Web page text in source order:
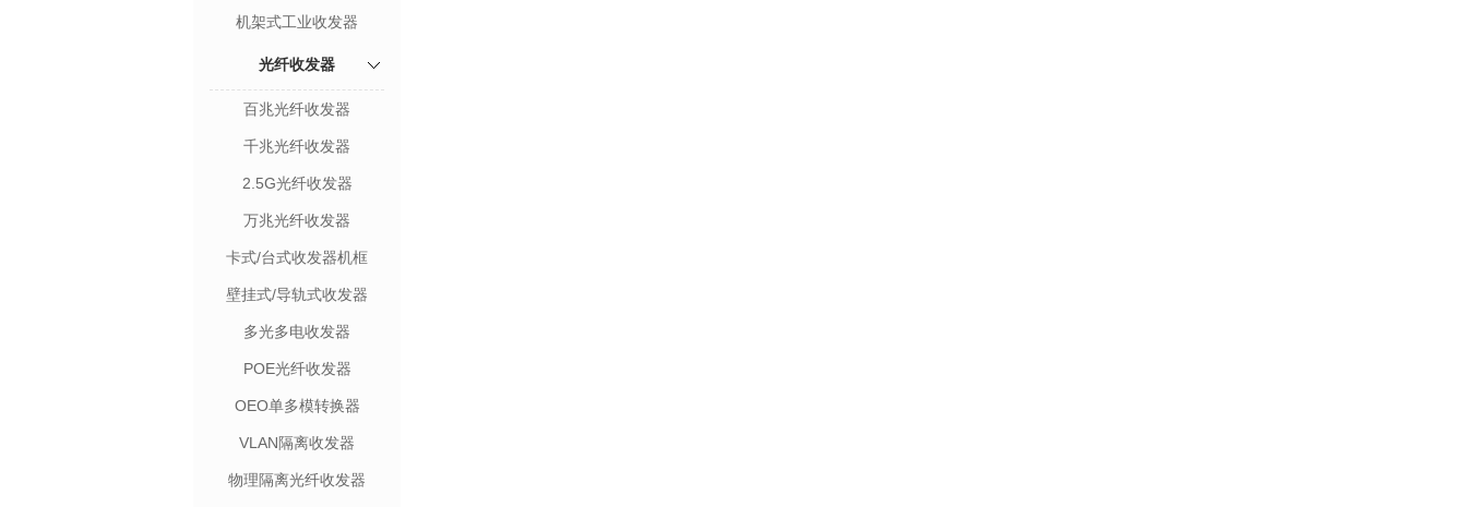
机架式工业收发器
光纤收发器
百兆光纤收发器
千兆光纤收发器
2.5G光纤收发器
万兆光纤收发器
卡式/台式收发器机框
壁挂式/导轨式收发器
多光多电收发器
POE光纤收发器
OEO单多模转换器
VLAN隔离收发器
物理隔离光纤收发器